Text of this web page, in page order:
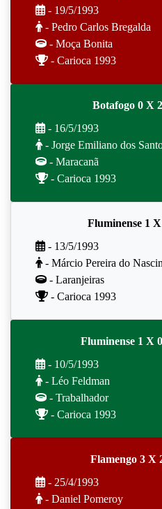
- 19/5/1993
- Pedro Carlos Bregalda
- Moça Bonita
- Carioca 1993
Botafogo 0 X
- 16/5/1993
- Jorge Emiliano dos
- Maracanã
- Carioca 1993
Fluminense 1
- 13/5/1993
- Márcio Pereira do
- Laranjeiras
- Carioca 1993
Fluminense 1 X
- 10/5/1993
- Léo Feldman
- Trabalhador
- Carioca 1993
Flamengo 3 X
- 25/4/1993
- Daniel Pomeroy